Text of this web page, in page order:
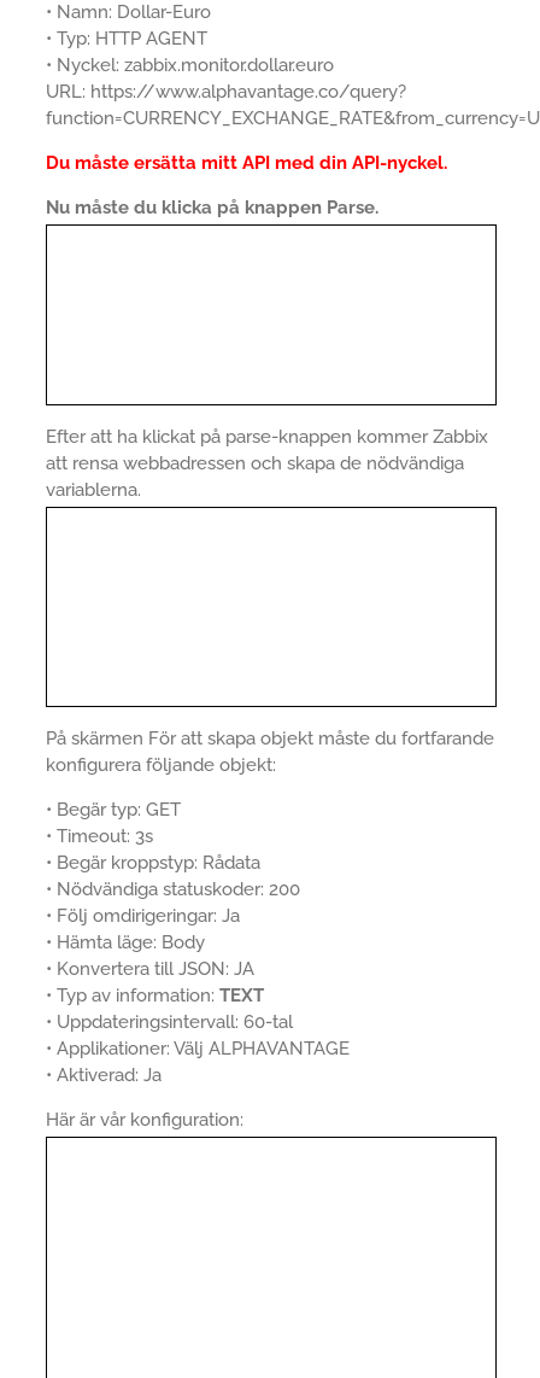
• Namn: Dollar-Euro
• Typ: HTTP AGENT
• Nyckel: zabbix.monitor.dollar.euro
URL: https://www.alphavantage.co/query?
Du måste ersätta mitt API med din API-nyckel.
Nu måste du klicka på knappen Parse.
Efter att ha klickat på parse-knappen kommer Zabbix
att rensa webbadressen och skapa de nödvändiga
variablerna.
På skärmen För att skapa objekt måste du fortfarande
konfigurera följande objekt:
• Begär typ: GET
• Timeout: 3s
• Begär kroppstyp: Rådata
• Nödvändiga statuskoder: 200
• Följ omdirigeringar: Ja
• Hämta läge: Body
• Konvertera till JSON: JA
• Typ av information: TEXT
• Uppdateringsintervall: 60-tal
• Applikationer: Välj ALPHAVANTAGE
• Aktiverad: Ja
Här är vår konfiguration: